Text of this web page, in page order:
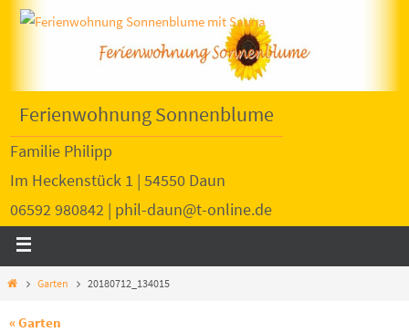
Ferienwohnung Sonnenblume
Familie Philipp
Im Heckenstück 1 | 54550 Daun
06592 980842 | phil-daun@t-online.de
Garten 20180712_134015
« Garten